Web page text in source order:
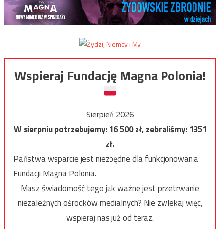
Wspieraj Fundację Magna Polonia!
Sierpień 2026
W sierpniu potrzebujemy:16 500zł, zebraliśmy:1351
zł.
Państwa wsparcie jest niezbędne dla funkcjonowania
Fundacji Magna Polonia.
Masz świadomość tego jak ważne jest przetrwanie
niezależnych ośrodków medialnych? Nie zwlekaj więc,
wspieraj nas już od teraz.